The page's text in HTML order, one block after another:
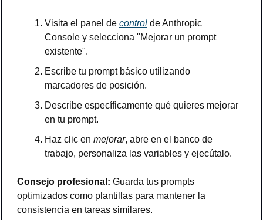
Visita el panel de control de Anthropic
Console y selecciona "Mejorar un prompt
existente".
Escribe tu prompt básico utilizando
marcadores de posición.
Describe específicamente qué quieres mejorar
en tu prompt.
Haz clic en mejorar, abre en el banco de
trabajo, personaliza las variables y ejecútalo.
Consejo profesional: Guarda tus prompts
optimizados como plantillas para mantener la
consistencia en tareas similares.